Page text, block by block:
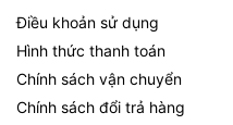
Điều khoản sử dụng
Hình thức thanh toán
Chính sách vận chuyển
Chính sách đổi trả hàng